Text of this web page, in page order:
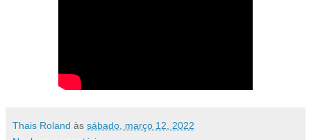
Thais Roland às sábado, março 12, 2022